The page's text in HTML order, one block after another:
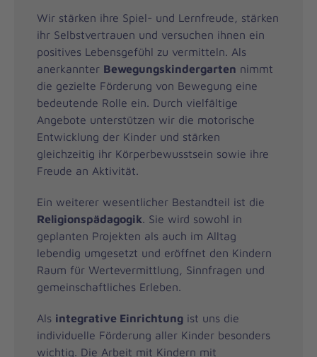
Wir stärken ihre Spiel- und Lernfreude, stärken
ihr Selbstvertrauen und versuchen ihnen ein
positives Lebensgefühl zu vermitteln. Als
anerkannter Bewegungskindergarten nimmt
die gezielte Förderung von Bewegung eine
bedeutende Rolle ein. Durch vielfältige
Angebote unterstützen wir die motorische
Entwicklung der Kinder und stärken
gleichzeitig ihr Körperbewusstsein sowie ihre
Freude an Aktivität.
Ein weiterer wesentlicher Bestandteil ist die
Religionspädagogik. Sie wird sowohl in
geplanten Projekten als auch im Alltag
lebendig umgesetzt und eröffnet den Kindern
Raum für Wertevermittlung, Sinnfragen und
gemeinschaftliches Erleben.
Als integrative Einrichtung ist uns die
individuelle Förderung aller Kinder besonders
wichtig. Die Arbeit mit Kindern mit